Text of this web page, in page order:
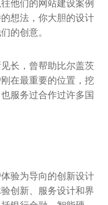
他们的网站建设案例
想法，你大胆的设计
的创意。
长，曾帮助比尔盖茨
在最重要的位置，挖
服务过合作过许多国
验为导向的创新设计
创新、服务设计和界